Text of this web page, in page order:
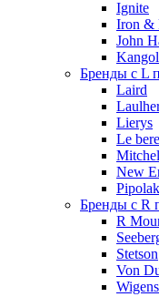
Ignite
Iron &
John
Kangol
Бренды с L
Laird
Lierys
Le
New
Бренды с R
R
Stetson
Von
Wigens